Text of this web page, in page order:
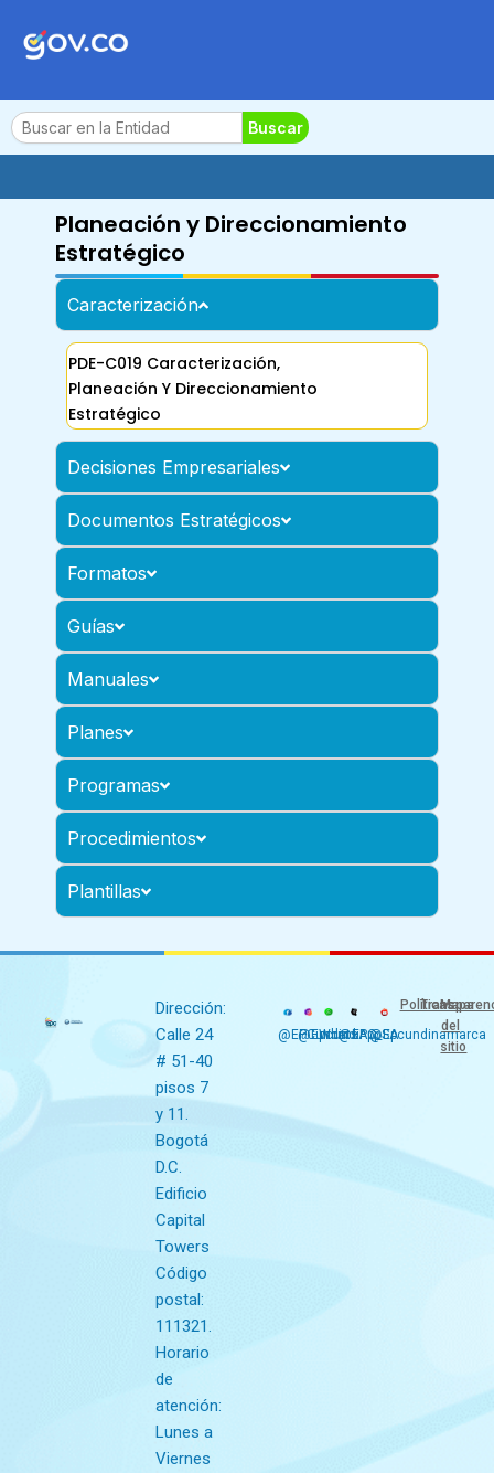
Search Buscar
Planeación y Direccionamiento
Estratégico
Caracterización
PDE-C019 Caracterización,
Planeación Y Direccionamiento
Estratégico
Decisiones Empresariales
Documentos Estratégicos
Formatos
Guías
Manuales
Planes
Programas
Procedimientos
Plantillas
Dirección:
Calle 24
# 51-40
pisos 7
y 11.
Bogotá
D.C.
Edificio
Capital
Towers
Código
postal:
111321.
Horario
de
atención:
Lunes a
Viernes
@EPCundi
@Epcundi
WhatsApp
@EPC_SA@Epcundinamarca
PolíticasMapa
del
sitio